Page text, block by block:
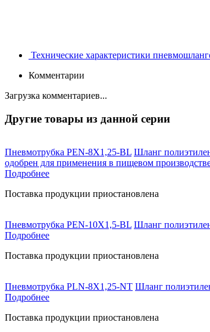
Технические характеристики
Комментарии
Загрузка комментариев...
Другие товары из данной серии
Пневмотрубка PEN-8X1,25-BL Шланг
одобрен для применения в пищевом
Подробнее
Поставка продукции приостановлена
Пневмотрубка PEN-10X1,5-BL Шланг
Подробнее
Поставка продукции приостановлена
Пневмотрубка PLN-8X1,25-NT Шланг
Подробнее
Поставка продукции приостановлена